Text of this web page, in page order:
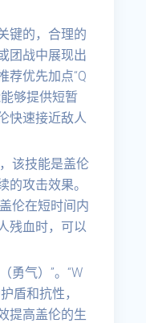
键的，合理的
团战中展现出
荐优先加点“Q
够提供短暂
快速接近敌人
该技能是盖伦
的攻击效果。
伦在短时间内
残血时，可以
勇气）”。“W
盾和抗性，
提高盖伦的生